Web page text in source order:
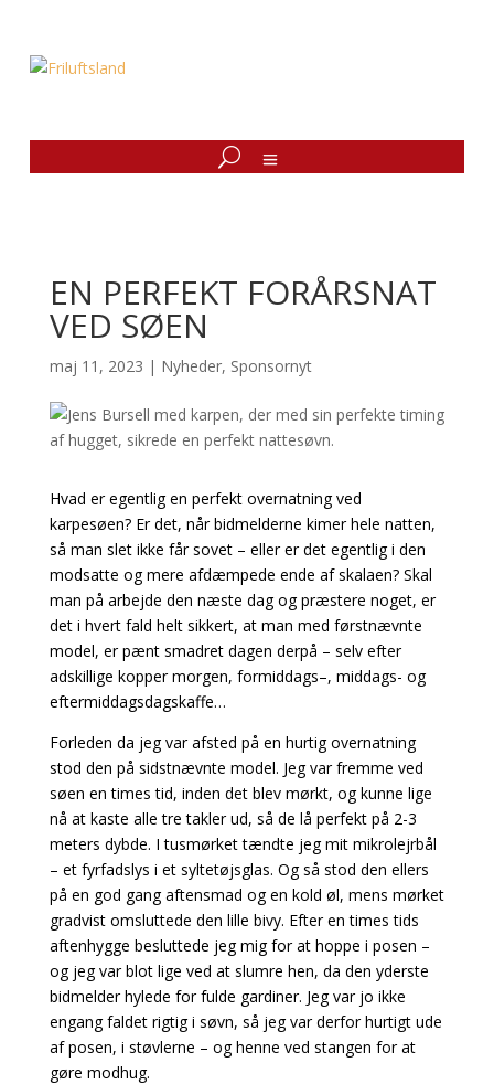
EN PERFEKT FORÅRSNAT
VED SØEN
maj 11, 2023 | Nyheder, Sponsornyt
Hvad er egentlig en perfekt overnatning ved
karpesøen? Er det, når bidmelderne kimer hele natten,
så man slet ikke får sovet – eller er det egentlig i den
modsatte og mere afdæmpede ende af skalaen? Skal
man på arbejde den næste dag og præstere noget, er
det i hvert fald helt sikkert, at man med førstnævnte
model, er pænt smadret dagen derpå – selv efter
adskillige kopper morgen, formiddags–, middags- og
eftermiddagsdagskaffe…
Forleden da jeg var afsted på en hurtig overnatning
stod den på sidstnævnte model. Jeg var fremme ved
søen en times tid, inden det blev mørkt, og kunne lige
nå at kaste alle tre takler ud, så de lå perfekt på 2-3
meters dybde. I tusmørket tændte jeg mit mikrolejrbål
– et fyrfadslys i et syltetøjsglas. Og så stod den ellers
på en god gang aftensmad og en kold øl, mens mørket
gradvist omsluttede den lille bivy. Efter en times tids
aftenhygge besluttede jeg mig for at hoppe i posen –
og jeg var blot lige ved at slumre hen, da den yderste
bidmelder hylede for fulde gardiner. Jeg var jo ikke
engang faldet rigtig i søvn, så jeg var derfor hurtigt ude
af posen, i støvlerne – og henne ved stangen for at
gøre modhug.